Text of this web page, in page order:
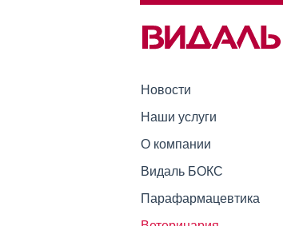
Новости
Наши услуги
О компании
Видаль БОКС
Парафармацевтика